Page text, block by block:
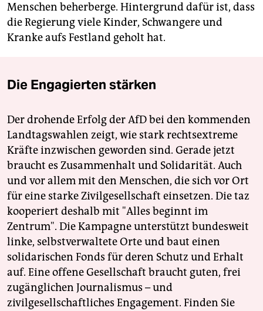
Menschen beherberge. Hintergrund dafür ist, dass
die Regierung viele Kinder, Schwangere und
Kranke aufs Festland geholt hat.
Die Engagierten stärken
Der drohende Erfolg der AfD bei den kommenden
Landtagswahlen zeigt, wie stark rechtsextreme
Kräfte inzwischen geworden sind. Gerade jetzt
braucht es Zusammenhalt und Solidarität. Auch
und vor allem mit den Menschen, die sich vor Ort
für eine starke Zivilgesellschaft einsetzen. Die taz
kooperiert deshalb mit "Alles beginnt im
Zentrum". Die Kampagne unterstützt bundesweit
linke, selbstverwaltete Orte und baut einen
solidarischen Fonds für deren Schutz und Erhalt
auf. Eine offene Gesellschaft braucht guten, frei
zugänglichen Journalismus – und
zivilgesellschaftliches Engagement. Finden Sie